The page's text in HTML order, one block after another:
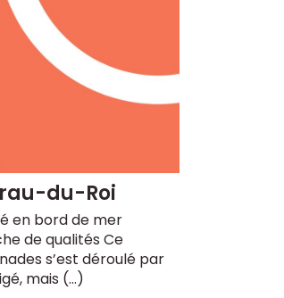
du-Roi
en bord de mer
de qualités Ce
s’est déroulé par
mais (…)